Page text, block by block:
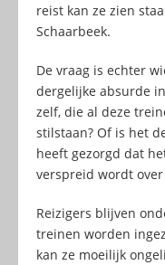
reist kan ze zien
Schaarbeek.
De vraag is echter
dergelijke absurde
zelf, die al deze
stilstaan? Of is het
heeft gezorgd dat
verspreid wordt over
Reizigers blijven
treinen worden
kan ze moeilijk